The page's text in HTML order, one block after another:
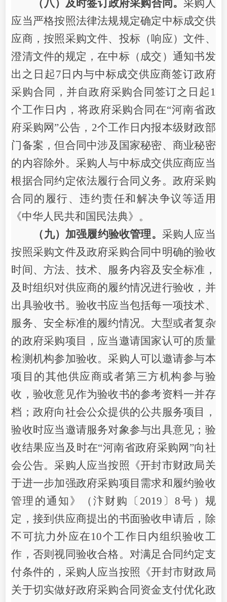
（八）及时签订政府采购合同。 采购人
应当严格按照法律法规规定确定中标成交供
应商，按照采购文件、投标（响应）文件、
澄清文件的规定，在中标（成交）通知书发
出之日起7日内与中标成交供应商签订政府
采购合同，并自政府采购合同签订之日起 1
个工作日内， 将政府采购合同在“河南省政
府采购网”公告， 2个工作日内报本级财政部
门备案，但合同中涉及国家秘密、商业秘密
的内容除外。采购人与中标成交供应商应当
根据合同约定依法履行合同义务。政府采购
合同的履行、违约责任和解决争议等适用
《中华人民共和国民法典》。
（九）加强履约验收管理。 采购人应当
按照采购文件及政府采购合同中明确的验收
时间、方法、技术、服务内容及安全标准，
及时组织对供应商的履约情况进行验收，并
出具验收书。验收书应当包括每一项技术、
服务、安全标准的履约情况。大型或者复杂
的政府采购项目，应当邀请国家认可的质量
检测机构参加验收。采购人可以邀请参与本
项目的其他供应商或者第三方机构参与验
收，验收意见作为验收书的参考资料一并存
档；政府向社会公众提供的公共服务项目，
验收时应当邀请服务对象参与出具意见；验
收结果应当及时在“河南省政府采购网”向社
会公告。采购人应当按照《开封市财政局关
于进一步加强政府采购项目需求和履约验收
管理的通知》（汴财购〔2019 〕8号）规
定，接到供应商提出的书面验收申请后，除
不可抗力外应在10个工作日内组织验收工
作，否则视同验收合格。 对满足合同约定支
付条件的，采购人应当按照《开封市财政局
关于切实做好政府采购合同资金支付优化政